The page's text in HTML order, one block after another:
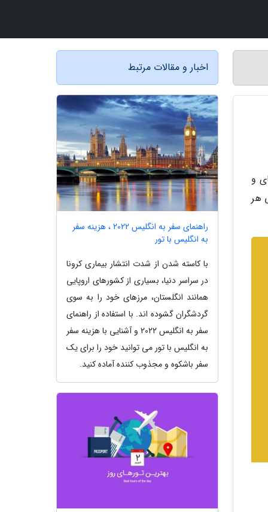
و
هر
اخبار و مقالات مرتبط
راهنمای سفر به انگلیس 2022 ، هزینه سفر
به انگلیس با تور
با کاسته شدن از شدت انتشار بیماری کرونا
در سراسر دنیا، بسیاری از کشورهای اروپایی
همانند انگلستان، مرزهای خود را به سوی
گردشگران گشوده اند. با استفاده از راهنمای
سفر به انگلیس 2022 و آشنایی با هزینه سفر
به انگلیس با تور می توانید خود را برای یک
سفر باشکوه و مجذوب کننده آماده کنید.